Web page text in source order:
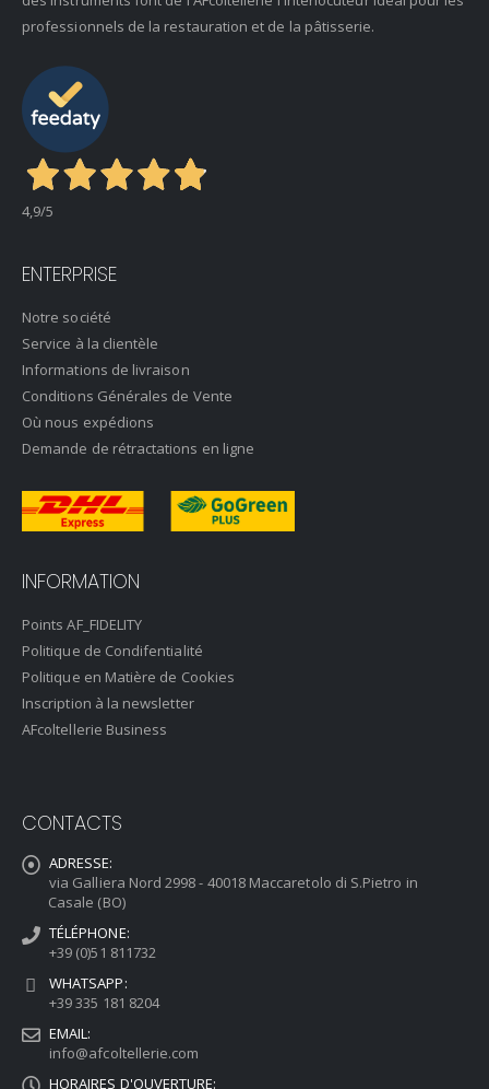
professionnels de la restauration et de la pâtisserie.
4,9/5
ENTERPRISE
Notre société
Service à la clientèle
Informations de livraison
Conditions Générales de Vente
Où nous expédions
Demande de rétractations en ligne
INFORMATION
Points AF_FIDELITY
Politique de Condifentialité
Politique en Matière de Cookies
Inscription à la newsletter
AFcoltellerie Business
CONTACTS
ADRESSE:
via Galliera Nord 2998 - 40018 Maccaretolo di S.Pietro in
Casale (BO)
TÉLÉPHONE:
+39 (0)51 811732
WHATSAPP:
+39 335 181 8204
EMAIL:
info@afcoltellerie.com
HORAIRES D'OUVERTURE: